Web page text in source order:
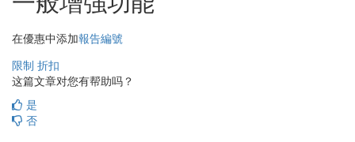
在優惠中添加報告編號
限制 折扣
这篇文章对您有帮助吗？
是
否